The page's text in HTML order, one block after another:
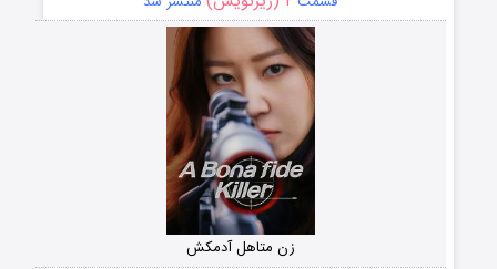
زن متاهل آدمکش